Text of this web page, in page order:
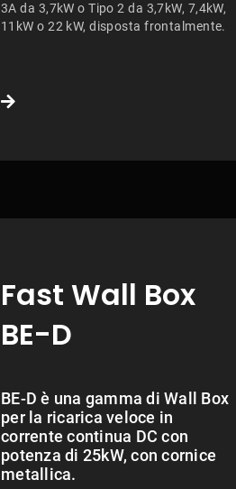
3A da 3,7kW o Tipo 2 da 3,7kW, 7,4kW,
11kW o 22 kW, disposta frontalmente.
Fast Wall Box
BE-D
BE-D è una gamma di Wall Box
per la ricarica veloce in
corrente continua DC con
potenza di 25kW, con cornice
metallica.